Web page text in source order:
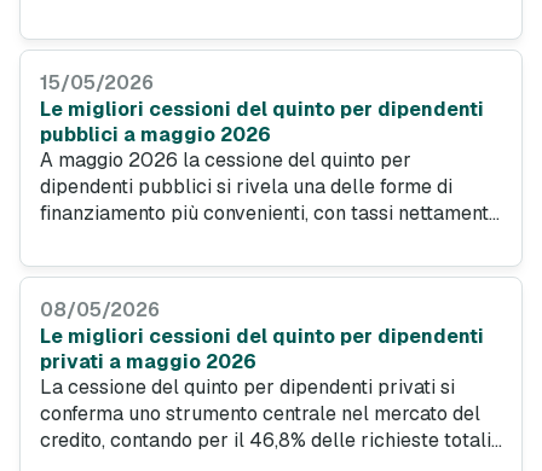
somma extra, le date di accredito e come vengono
15/05/2026
Le migliori cessioni del quinto per dipendenti
pubblici a maggio 2026
A maggio 2026 la cessione del quinto per
dipendenti pubblici si rivela una delle forme di
finanziamento più convenienti, con tassi nettamente
offerte di maggio 2026 per ottenere fino a 28.000
08/05/2026
Le migliori cessioni del quinto per dipendenti
privati a maggio 2026
La cessione del quinto per dipendenti privati si
conferma uno strumento centrale nel mercato del
credito, contando per il 46,8% delle richieste totali.